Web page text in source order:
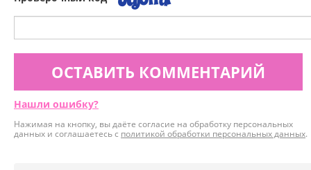
ОСТАВИТЬ КОММЕНТАРИЙ
Нашли ошибку?
Нажимая на кнопку, вы даёте согласие на обработку персональных
данных и соглашаетесь с политикой обработки персональных данных.